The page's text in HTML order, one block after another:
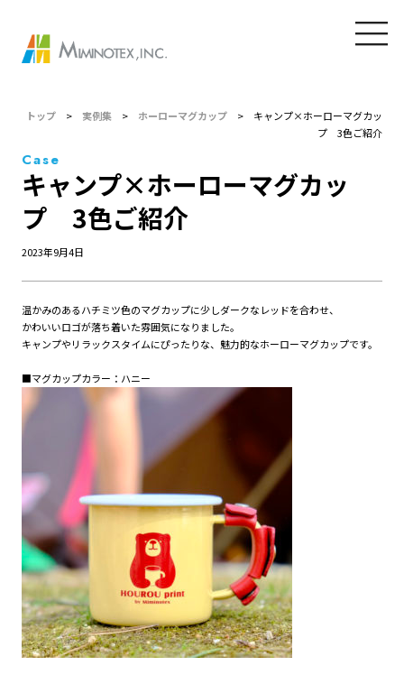
トップ > 実例集 > ホーローマグカップ > キャンプ×ホーローマグカッ
プ 3色ご紹介
Case
キャンプ×ホーローマグカッ
プ 3色ご紹介
2023年9月4日
温かみのあるハチミツ色のマグカップに少しダークなレッドを合わせ、
かわいいロゴが落ち着いた雰囲気になりました。
キャンプやリラックスタイムにぴったりな、魅力的なホーローマグカップです。
■マグカップカラー：ハニー